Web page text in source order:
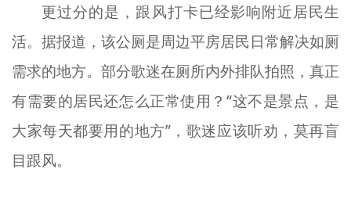
更过分的是，跟风打卡已经影响附近居民生
活。据报道，该公厕是周边平房居民日常解决如厕
需求的地方。部分歌迷在厕所内外排队拍照，真正
有需要的居民还怎么正常使用？“这不是景点，是
大家每天都要用的地方”，歌迷应该听劝，莫再盲
目跟风。